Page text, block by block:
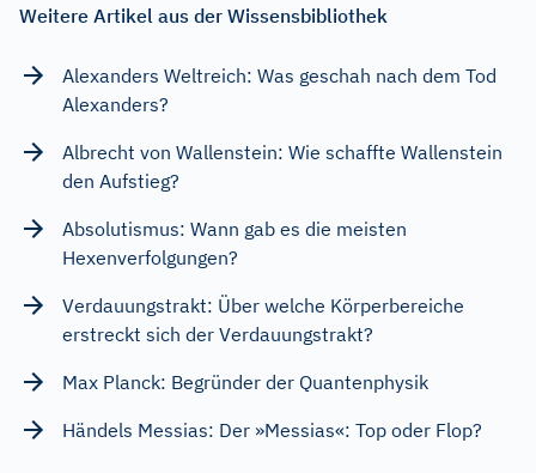
Weitere Artikel aus der Wissensbibliothek
Alexanders Weltreich: Was geschah nach dem Tod
Alexanders?
Albrecht von Wallenstein: Wie schaffte Wallenstein
den Aufstieg?
Absolutismus: Wann gab es die meisten
Hexenverfolgungen?
Verdauungstrakt: Über welche Körperbereiche
erstreckt sich der Verdauungstrakt?
Max Planck: Begründer der Quantenphysik
Händels Messias: Der »Messias«: Top oder Flop?